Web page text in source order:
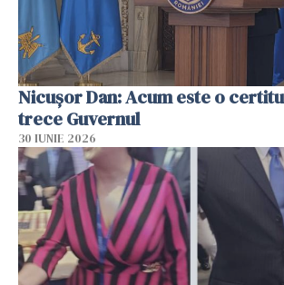
Nicușor Dan: Acum este o
trece Guvernul
30 IUNIE 2026